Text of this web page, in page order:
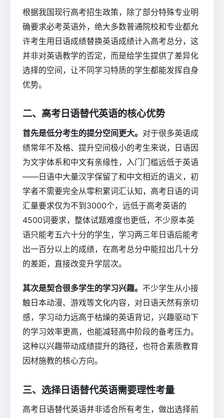
根据我国现行高考招生政策，除了部分特殊专业明
确要求必考英语外，绝大多数普通院校和专业都允
许考生用日语成绩替换英语成绩计入高考总分，这
并非对英语教学的否定，而是给学生提供了差异化
选择的空间，让不同学习特质的学生都能发挥自身
优势。
二、高考日语替代英语的核心优势
首先是低分考生的提分空间更大。 对于很多英语成
绩常年不及格、提升空间极小的考生来说，日语因
为文字体系和中文有亲缘性，入门门槛远低于英语
——日语中大量汉字保留了和中文相近的语义，初
学者不需要完全从零积累词汇认知，高考日语的词
汇量要求仅为不到3000个，远低于高考英语的
4500词要求，整体试题难度也更低，不少原本英
语只能考五六十分的学生，学习两三年日语后能考
出一百分以上的成绩，在高考总分中能拉出几十分
的差距，直接改变升学层次。
其次是契合很多学生的学习兴趣。 不少学生从小接
触日本动漫、游戏等文化内容，对日语天然有亲切
感，学习动力远高于枯燥的英语背记，兴趣驱动下
的学习效率更高，也能减轻高中阶段的备考压力。
这种以兴趣带动成绩提升的路径，也符合素质教育
因材施教的核心方向。
三、选择日语替代英语需要理性考量
高考日语替代英语并非适合所有考生，做出选择前